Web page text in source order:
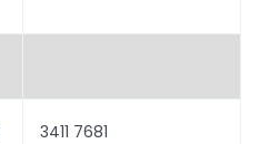
3411 7681